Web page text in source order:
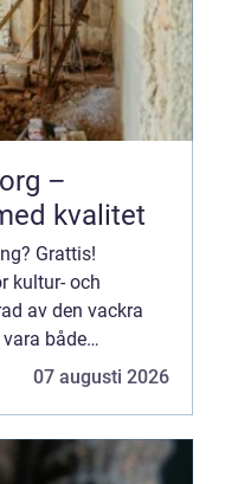
–
kvalitet
Grattis!
kultur- och
av den vackra
både
...
07 augusti 2026